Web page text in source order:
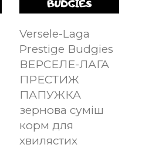
Versele-Laga
Prestige Вudgies
ВЕРСЕЛЕ-ЛАГА
ПРЕСТИЖ
ПАПУЖКА
зернова суміш
корм для
хвилястих